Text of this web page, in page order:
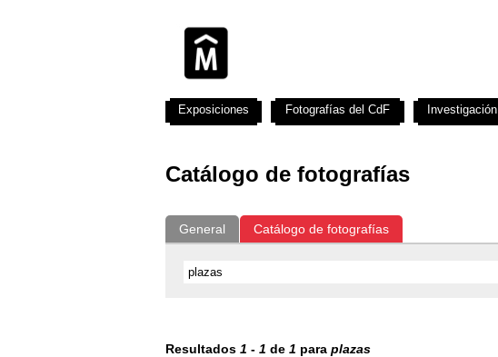
Catálogo de fotografías
General Catálogo de fotografías
Resultados 1 - 1 de 1 para plazas
Exposiciones Fotografías del CdF Investigación